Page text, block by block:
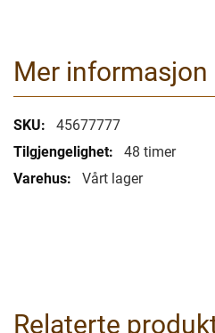
Mer informasjon
Mer
informasjon
45677777
48 timer
Vårt lager
Relaterte